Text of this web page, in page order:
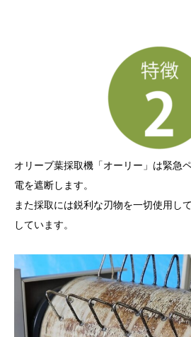
オリーブ葉採取機「オーリー」は緊急
電を遮断します。
また採取には鋭利な刃物を一切使用し
しています。